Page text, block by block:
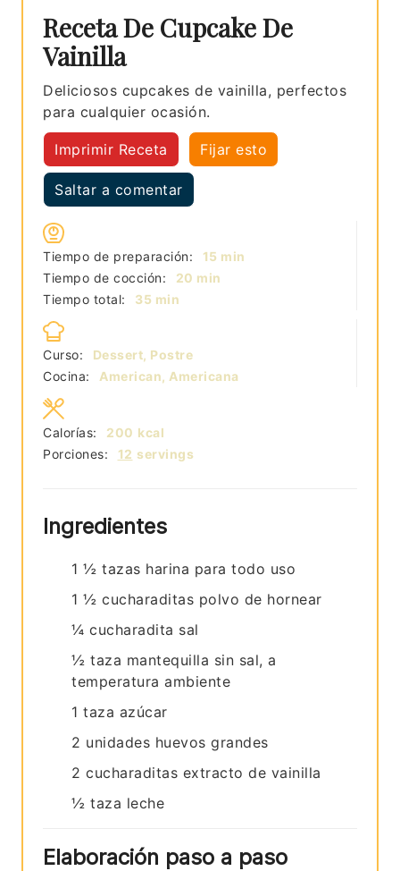
Receta De Cupcake De
Vainilla
Deliciosos cupcakes de vainilla, perfectos
para cualquier ocasión.
Imprimir Receta Fijar esto
Saltar a comentar
Tiempo de preparación: 15 minutos
min
Tiempo de cocción:
20 minutos
min
Tiempo total:
35 minutos
min
Curso:
Dessert, Postre
Cocina:
American, Americana
Porciones: 12 servings
Calorías: 200 kcal
Ingredientes
1 ½ tazas harina para todo uso
1 ½ cucharaditas polvo de hornear
¼ cucharadita sal
½ taza mantequilla sin sal, a
temperatura ambiente
1 taza azúcar
2 unidades huevos grandes
2 cucharaditas extracto de vainilla
½ taza leche
Elaboración paso a paso